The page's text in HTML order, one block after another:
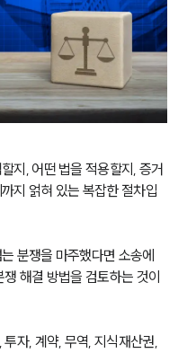
지, 어떤 법을 적용할지, 증거
지 얽혀 있는 복잡한 절차입
분쟁을 마주했다면 소송에
해결 방법을 검토하는 것이
자, 계약, 무역, 지식재산권,